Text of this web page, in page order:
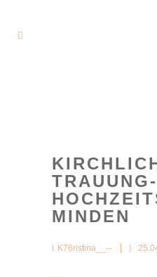
MINDEN
K76ristina__--